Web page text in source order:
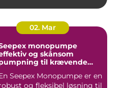
02. Mar
monopumpe
og skånsom
til krævende
Seepex Monopumpe er en
og fleksibel løsning til